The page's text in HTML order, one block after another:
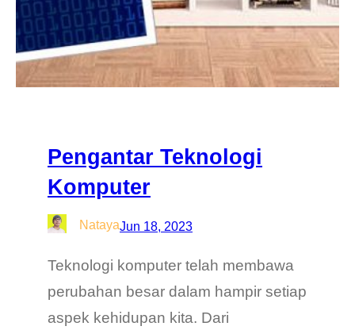
Pengantar Teknologi
Komputer
NatayaJun 18, 2023
Teknologi komputer telah membawa
perubahan besar dalam hampir setiap
aspek kehidupan kita. Dari